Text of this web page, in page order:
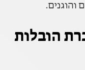
והוגנים.
הובלות